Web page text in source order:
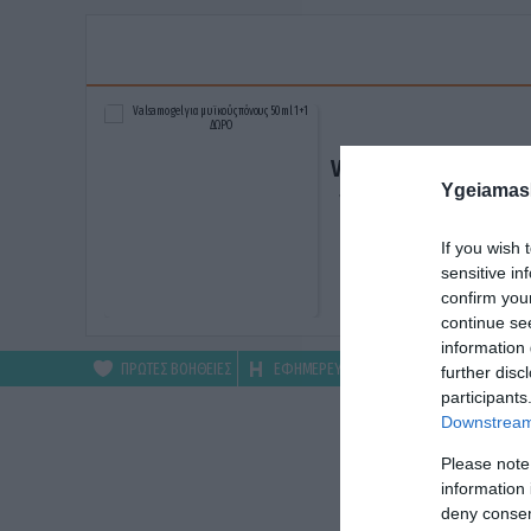
If you wish
sensitive
confirm
continue
information
further
Please
information
deny
Valsamo gel για
πόνους 50ml 1+1
ΑΓΟΡΑΣΕ ΤΟ
ΠΡΩΤΕΣ ΒΟΗΘΕΙΕΣ ΕΦΗΜΕΡΕΥΟΝΤΑ ΦΑΡΜΑΚΕΙΑ